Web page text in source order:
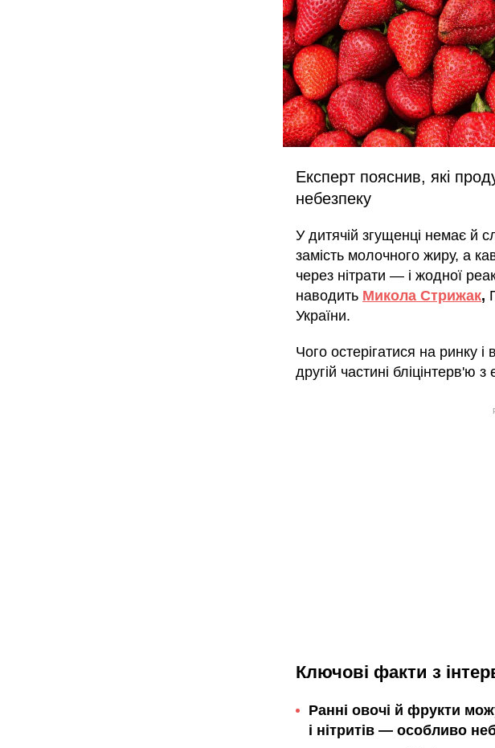
Експерт пояснив, які
небезпеку
У дитячій згущенці немає й
замість молочного жиру, а
через нітрати — і жодної
наводить Микола Стрижак,
України.
Чого остерігатися на ринку
другій частині бліцінтерв'ю з
Ключові факти з
Ранні овочі й фрукти
і нітритів — особливо